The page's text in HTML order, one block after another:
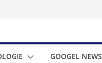
GOOGEL NEWS